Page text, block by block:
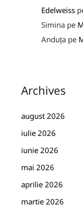
Edelweiss
Simina pe
Anduța pe
Archives
august 2026
iulie 2026
iunie 2026
mai 2026
aprilie 2026
martie 2026